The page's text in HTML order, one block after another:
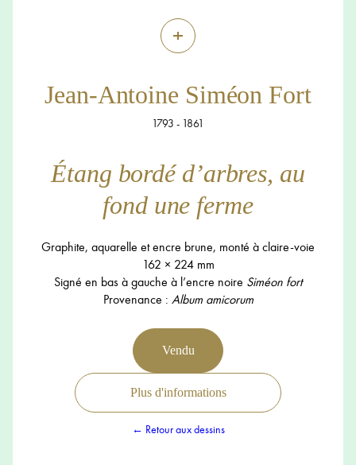
+
Jean-Antoine Siméon Fort
1793 - 1861
Étang bordé d’arbres, au
fond une ferme
Graphite, aquarelle et encre brune, monté à claire-voie
162 × 224 mm
Signé en bas à gauche à l’encre noire Siméon fort
Provenance : Album amicorum
Vendu
Plus d'informations
← Retour aux dessins